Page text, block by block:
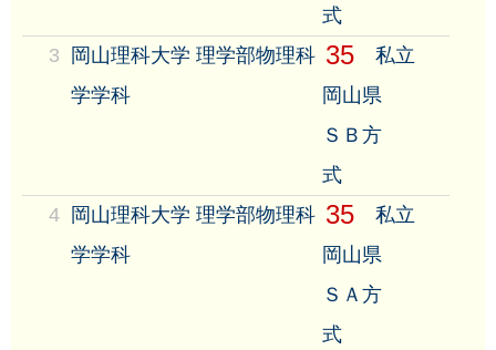
式
3
岡山理科大学 理学部物理科
学学科
35
私立
岡山県
ＳＢ方
式
4 岡山理科大学 理学部物理科
学学科
35
私立
岡山県
ＳＡ方
式